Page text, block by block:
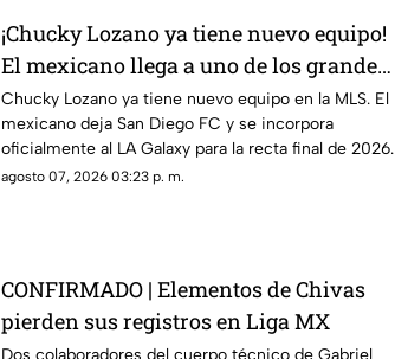
¡Chucky Lozano ya tiene nuevo equipo!
El mexicano llega a uno de los grandes
de la MLS
Chucky Lozano ya tiene nuevo equipo en la MLS. El
mexicano deja San Diego FC y se incorpora
oficialmente al LA Galaxy para la recta final de 2026.
agosto 07, 2026 03:23 p. m.
CONFIRMADO | Elementos de Chivas
pierden sus registros en Liga MX